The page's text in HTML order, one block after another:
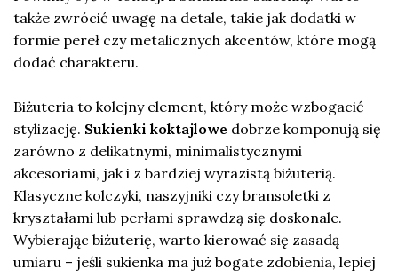
także zwrócić uwagę na detale, takie jak dodatki w
formie pereł czy metalicznych akcentów, które mogą
dodać charakteru.
Biżuteria to kolejny element, który może wzbogacić
stylizację. Sukienki koktajlowe dobrze komponują się
zarówno z delikatnymi, minimalistycznymi
akcesoriami, jak i z bardziej wyrazistą biżuterią.
Klasyczne kolczyki, naszyjniki czy bransoletki z
kryształami lub perłami sprawdzą się doskonale.
Wybierając biżuterię, warto kierować się zasadą
umiaru – jeśli sukienka ma już bogate zdobienia, lepiej